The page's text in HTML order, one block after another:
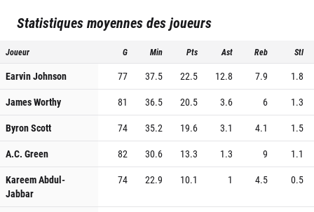
Statistiques moyennes des joueurs
Joueur G Min Pts Ast Reb Stl
Earvin Johnson 77 37.5 22.5 12.8 7.9
1.8
James Worthy
81 36.5 20.5 3.6 6
1.3
Byron Scott
74 35.2 19.6 3.1 4.1
1.5
A.C. Green
82 30.6 13.3 1.3 9
1.1
Kareem Abdul-
Jabbar
74 22.9 10.1 1 4.5 0.5